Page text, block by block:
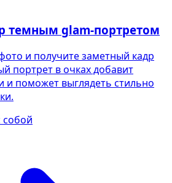
темным glam-портретом
и получите заметный кадр
портрет в очках добавит
и поможет выглядеть стильно
собой